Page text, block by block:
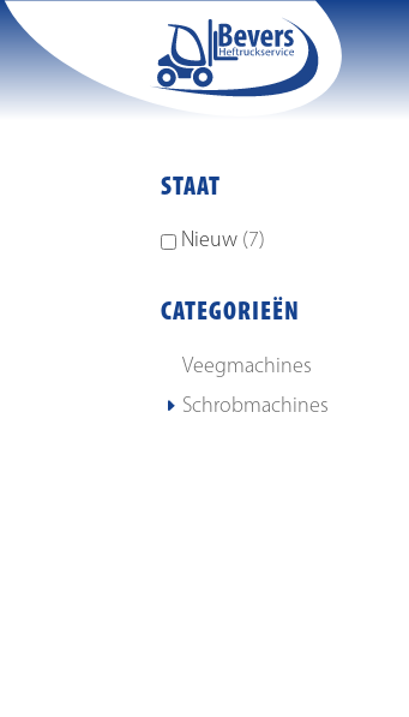
STAAT
Nieuw 7
CATEGORIEËN
Veegmachines
Schrobmachines